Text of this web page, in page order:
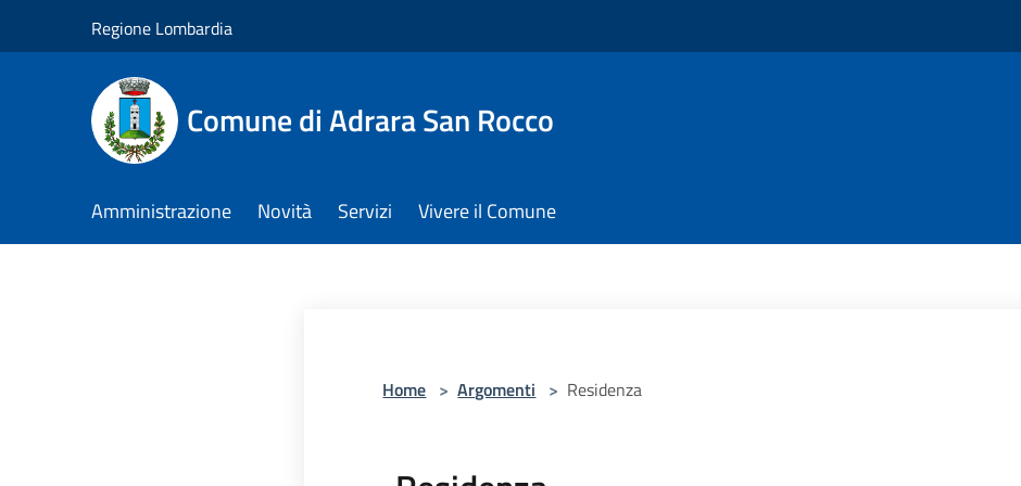
Regione Lombardia
Comune di Adrara San Rocco
Amministrazione Novità Servizi Vivere il Comune
Home > Argomenti > Residenza